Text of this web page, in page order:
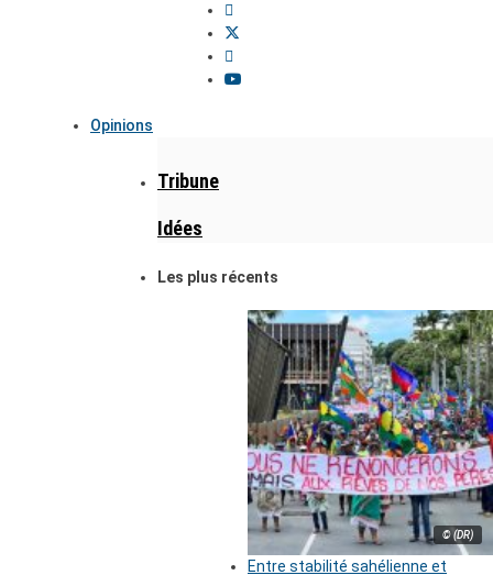
Opinions
Tribune
Idées
Les plus récents
© (DR)
Entre stabilité sahélienne et